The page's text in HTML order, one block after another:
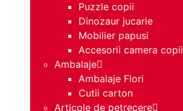
Puzzle copii
Dinozaur jucarie
Mobilier papusi
Accesorii camera copii
Ambalaje
Ambalaje Flori
Cutii carton
Articole de petrecere